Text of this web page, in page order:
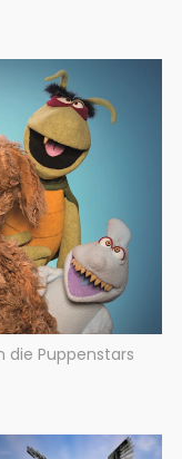
die Puppenstars